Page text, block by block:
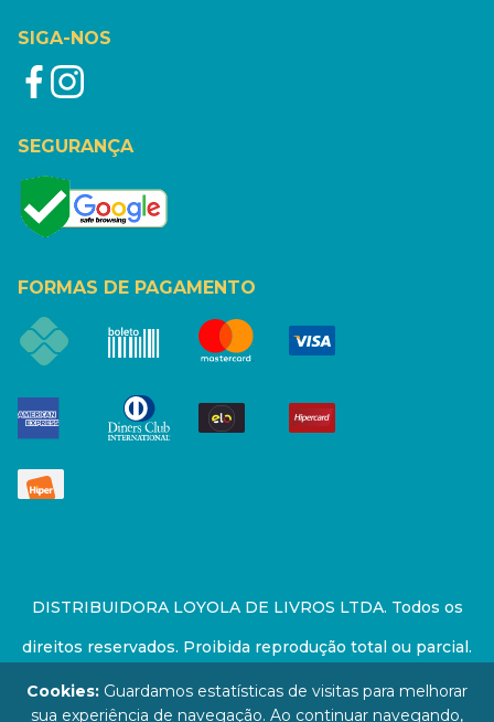
SIGA-NOS
SEGURANÇA
FORMAS DE PAGAMENTO
DISTRIBUIDORA LOYOLA DE LIVROS LTDA. Todos os
direitos reservados. Proibida reprodução total ou parcial.
Preços e estoque sujeito a alterações sem aviso prévio.
Cookies: Guardamos estatísticas de visitas para melhorar
sua experiência de navegação. Ao continuar navegando,